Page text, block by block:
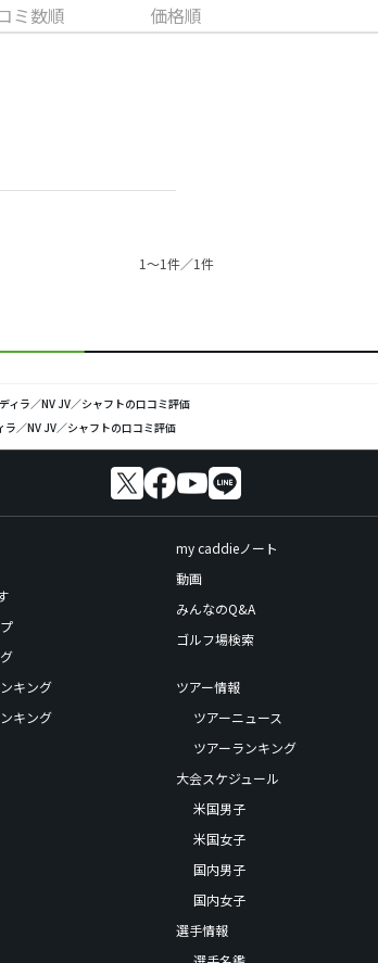
ミ数順 価格順
1〜1件／1件
ィラ／NV JV／シャフトの口コミ評価
ラ／NV JV／シャフトの口コミ評価
キング
キング
my caddieノート
動画
みんなのQ&A
ゴルフ場検索
ツアー情報
ツアーニュース
ツアーランキング
大会スケジュール
米国男子
米国女子
国内男子
国内女子
選手情報